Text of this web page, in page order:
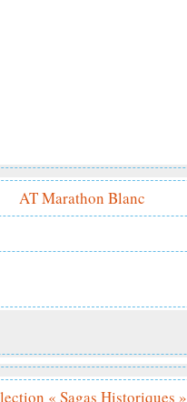
AT Marathon Blanc
« Sagas Historiques »